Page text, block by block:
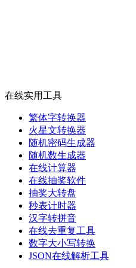
在线实用工具
繁体字转换器
火星文转换器
随机密码生成器
随机数生成器
在线计算器
在线抽奖软件
抽奖大转盘
秒表计时器
汉字转拼音
在线去重复工具
数字大小写转换
JSON在线解析工具